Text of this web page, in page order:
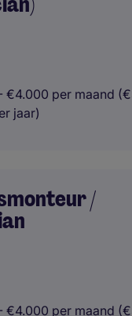
€4.000 per maand
jaar)
/
€4.000 per maand